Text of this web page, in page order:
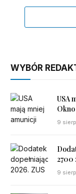
WYBÓR
USA
9
2700
9